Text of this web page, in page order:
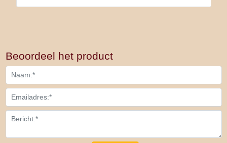
Beoordeel het product